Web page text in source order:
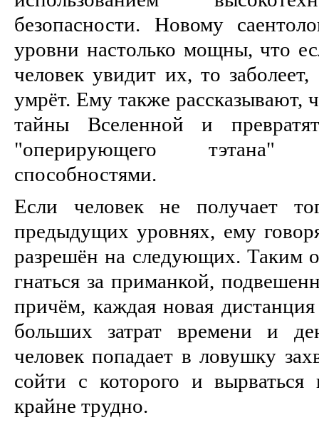
безопасности. Новому
уровни настолько мощны, что
человек увидит их, то
умрёт. Ему также рассказывают,
тайны Вселенной и
"оперирующего тэтана"
способностями.
Если человек не получает
предыдущих уровнях, ему
разрешён на следующих. Таким
гнаться за приманкой,
причём, каждая новая
больших затрат времени и
человек попадает в ловушку
сойти с которого и вырваться
крайне трудно.